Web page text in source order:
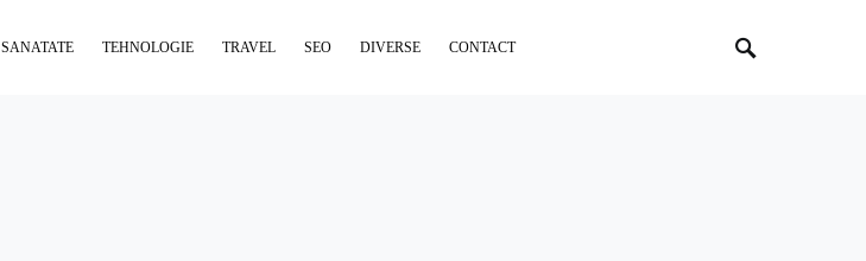
SANATATE TEHNOLOGIE TRAVEL SEO DIVERSE CONTACT